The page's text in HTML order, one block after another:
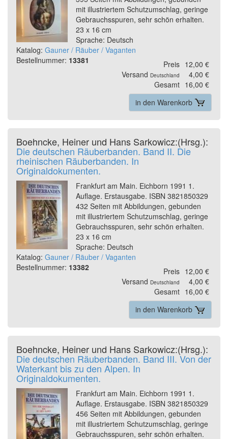
mit illustriertem Schutzumschlag, geringe
Gebrauchsspuren, sehr schön erhalten.
23 x 16 cm
Sprache: Deutsch
Katalog: Gauner / Räuber / Vaganten
Bestellnummer: 13381 Preis 12,00 €
Versand Deutschland
4,00 €
Gesamt 16,00 €
in den Warenkorb
Boehncke, Heiner und Hans Sarkowicz:(Hrsg.):
Die deutschen Räuberbanden. Band II. Die
rheinischen Räuberbanden. In
Originaldokumenten.
Frankfurt am Main. Eichborn 1991 1.
Auflage. Erstausgabe. ISBN 3821850329
432 Seiten mit Abbildungen, gebunden
mit illustriertem Schutzumschlag, geringe
Gebrauchsspuren, sehr schön erhalten.
23 x 16 cm
Sprache: Deutsch
Katalog: Gauner / Räuber / Vaganten
Bestellnummer: 13382 Preis 12,00 €
Versand Deutschland
4,00 €
Gesamt 16,00 €
in den Warenkorb
Boehncke, Heiner und Hans Sarkowicz:(Hrsg.):
Die deutschen Räuberbanden. Band III. Von der
Waterkant bis zu den Alpen. In
Originaldokumenten.
Frankfurt am Main. Eichborn 1991 1.
Auflage. Erstausgabe. ISBN 3821850329
456 Seiten mit Abbildungen, gebunden
mit illustriertem Schutzumschlag, geringe
Gebrauchsspuren, sehr schön erhalten.